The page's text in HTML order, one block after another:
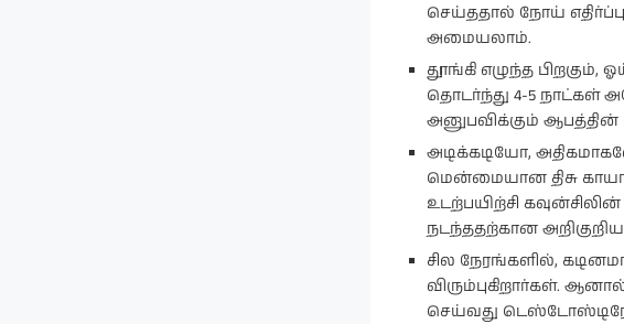
செய்ததால் நோய்
அமையலாம்.
தூங்கி எழுந்த பிறகும்,
தொடர்ந்து 4-5 நாட்கள்
அனுபவிக்கும் ஆபத்தின்
அடிக்கடியோ,
மென்மையான திசு
உடற்பயிற்சி
நடந்ததற்கான
சில நேரங்களில்,
விரும்புகிறார்கள்.
செய்வது